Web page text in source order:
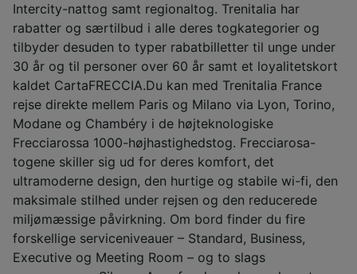
Intercity-nattog samt regionaltog. Trenitalia har
rabatter og særtilbud i alle deres togkategorier og
tilbyder desuden to typer rabatbilletter til unge under
30 år og til personer over 60 år samt et loyalitetskort
kaldet CartaFRECCIA.Du kan med Trenitalia France
rejse direkte mellem Paris og Milano via Lyon, Torino,
Modane og Chambéry i de højteknologiske
Frecciarossa 1000-højhastighedstog. Frecciarosa-
togene skiller sig ud for deres komfort, det
ultramoderne design, den hurtige og stabile wi-fi, den
maksimale stilhed under rejsen og den reducerede
miljømæssige påvirkning. Om bord finder du fire
forskellige serviceniveauer – Standard, Business,
Executive og Meeting Room – og to slags